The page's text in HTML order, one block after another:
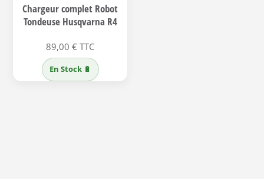
Chargeur complet Robot
Tondeuse Husqvarna R4
89,00€ TTC
En Stock 🔋